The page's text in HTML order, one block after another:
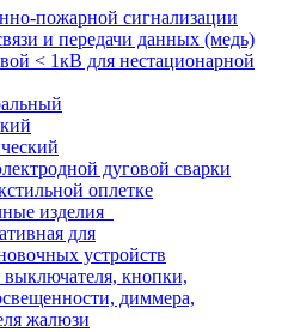
пожарной сигнализации
и передачи данных (медь)
< 1кВ для нестационарной
дуговой сварки
оплетке
изделия
для
устройств
кнопки,
диммера,
жалюзи